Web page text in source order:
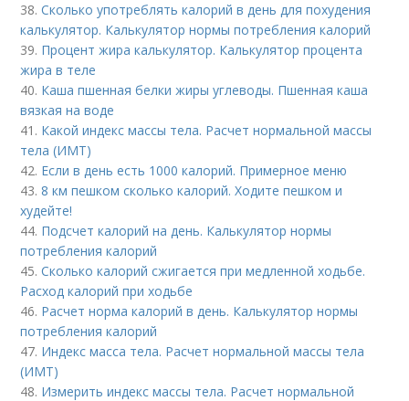
38.Сколько употреблять калорий в день для похудения
калькулятор. Калькулятор нормы потребления калорий
39. Процент жира калькулятор. Калькулятор процента
жира в теле
40. Каша пшенная белки жиры углеводы. Пшенная каша
вязкая на воде
41. Какой индекс массы тела. Расчет нормальной массы
тела (ИМТ)
42. Если в день есть 1000 калорий. Примерное меню
43.8 км пешком сколько калорий. Ходите пешком и
худейте!
44. Подсчет калорий на день. Калькулятор нормы
потребления калорий
45.Сколько калорий сжигается при медленной ходьбе.
Расход калорий при ходьбе
46. Расчет норма калорий в день. Калькулятор нормы
потребления калорий
47. Индекс масса тела. Расчет нормальной массы тела
(ИМТ)
48. Измерить индекс массы тела. Расчет нормальной